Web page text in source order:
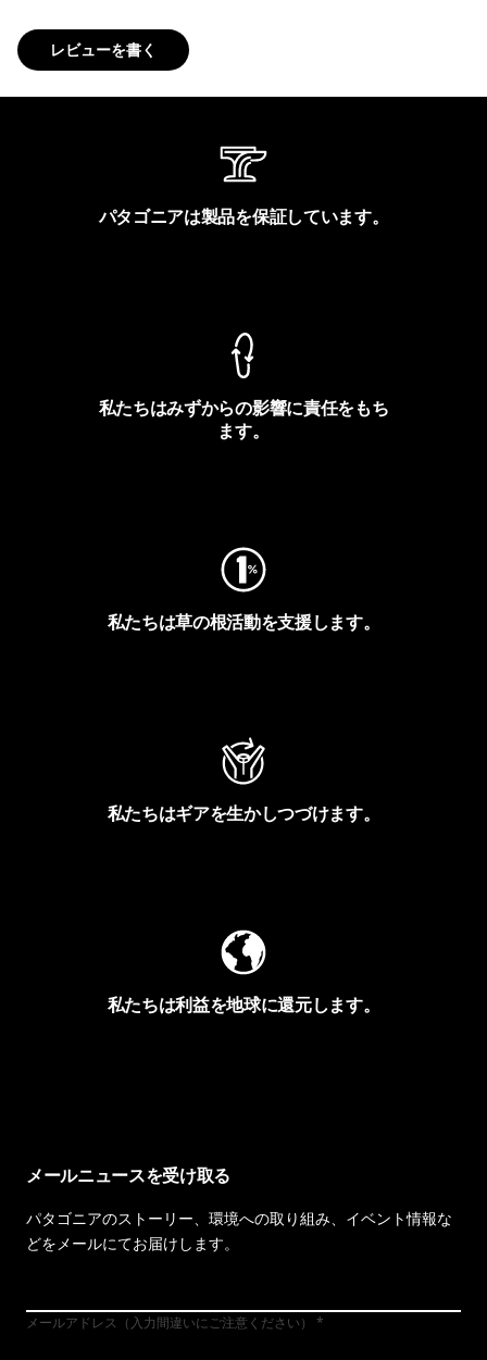
レビューを書く
パタゴニアは製品を保証しています。
私たちはみずからの影響に責任をもち
ます。
私たちは草の根活動を支援します。
私たちはギアを生かしつづけます。
私たちは利益を地球に還元します。
メールニュースを受け取る
パタゴニアのストーリー、環境への取り組み、イベント情報な
どをメールにてお届けします。
メールアドレス（入力間違いにご注意ください）